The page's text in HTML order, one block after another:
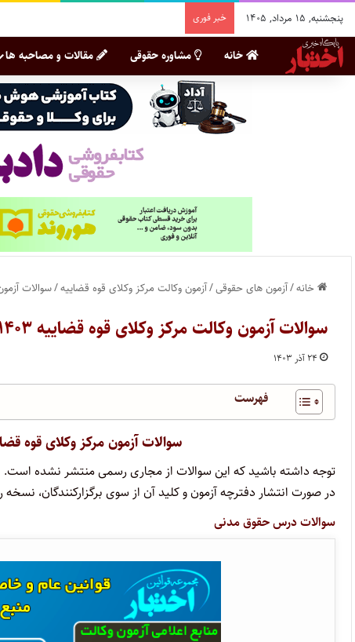
پنجشنبه, ۱۵ مرداد, ۱۴۰۵ خبر فوری
خانه مشاوره حقوقی مقالات و مصاحبه ها
خانه/آزمون های حقوقی/آزمون وکالت مرکز وکلای قوه قضاییه/سوالات آزمون
سوالات آزمون وکالت مرکز وکلای قوه قضاییه ۱۴۰۳ (نسخه غیر رسمی)
۲۴ آذر ۱۴۰۳
فهرست
سوالات آزمون مرکز وکلای قوه قضاییه
توجه داشته باشید که این سوالات از مجاری رسمی منتشر نشده است.
در صورت انتشار دفترچه آزمون و کلید آن از سوی برگزارکنندگان،
سوالات درس حقوق مدنی